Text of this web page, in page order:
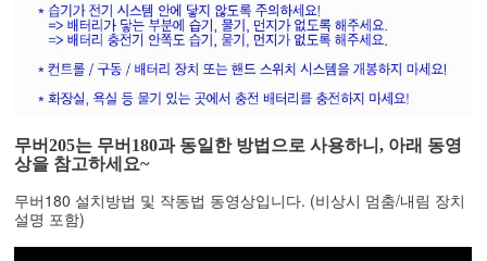
무버205는 무버180과 동일한 방법으로 사용하니, 아래 동영
상을 참고하세요~
무버180 설치방법 및 작동법 동영상입니다. (비상시 멈춤/내림 장치
설명 포함)